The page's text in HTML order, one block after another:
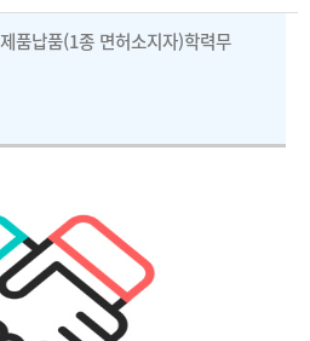
제품납품(1종 면허소지자)학력무